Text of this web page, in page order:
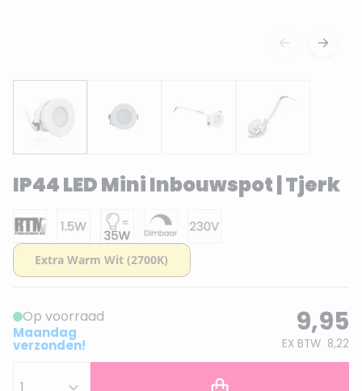
IP44 LED Mini Inbouwspot | Tjerk
Op voorraad
Maandag
verzonden!
9,95
EX BTW 8,22